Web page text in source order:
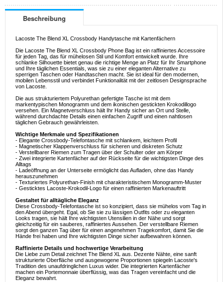
Beschreibung
Lacoste The Blend XL Crossbody Handytasche mit Kartenfächern
Die Lacoste The Blend XL Crossbody Phone Bag ist ein raffiniertes Accessoire
für jeden Tag, das für mühelosen Stil und Komfort entwickelt wurde. Ihre
schlanke Silhouette bietet genau die richtige Menge an Platz für Ihr Smartphone
und Ihre täglichen Essentials, was sie zu einer eleganten Alternative zu
sperrigen Taschen oder Handtaschen macht. Sie ist ideal für den modernen,
mobilen Lebensstil und verbindet Funktionalität mit der zeitlosen Designsprache
von Lacoste.
Die aus strukturiertem Polyurethan gefertigte Tasche ist mit dem
markentypischen Monogramm und dem ikonischen gestickten Krokodillogo
versehen. Ein Magnetverschluss hält Ihr Handy sicher an Ort und Stelle,
während durchdachte Details einen einfachen Zugriff und einen nahtlosen
täglichen Gebrauch gewährleisten.
Wichtige Merkmale und Spezifikationen
- Elegante Crossbody-Telefontasche mit schlankem, leichtem Profil
- Magnetischer Klappenverschluss für sicheren und diskreten Schutz
- Verstellbarer Riemen zum Tragen über der Schulter oder am Körper
- Zwei integrierte Kartenfächer auf der Rückseite für die wichtigsten Dinge des
Alltags
- Ladeöffnung an der Unterseite ermöglicht das Aufladen, ohne das Handy
herauszunehmen
- Texturiertes Polyurethan-Finish mit charakteristischem Monogramm-Muster
- Gesticktes Lacoste-Krokodil-Logo für einen raffinierten Markenauftritt
Gestaltet für alltägliche Eleganz
Diese Crossbody-Telefontasche ist so konzipiert, dass sie mühelos vom Tag in
den Abend übergeht. Egal, ob Sie sie zu lässigen Outfits oder zu eleganten
Looks tragen, sie hält Ihre wichtigsten Utensilien in der Nähe und sorgt
gleichzeitig für ein sauberes, raffiniertes Aussehen. Der verstellbare Riemen
sorgt den ganzen Tag über für einen angenehmen Tragekomfort, damit Sie die
Hände frei haben und Ihre wichtigsten Dinge sicher aufbewahren können.
Raffinierte Details und hochwertige Verarbeitung
Die Liebe zum Detail zeichnet The Blend XL aus. Dezente Nähte, eine sanft
strukturierte Oberfläche und ausgewogene Proportionen spiegeln Lacoste's
Tradition des unaufdringlichen Luxus wider. Die integrierten Kartenfächer
machen ein Portemonnaie überflüssig, was das Tragen vereinfacht und die
Eleganz bewahrt.